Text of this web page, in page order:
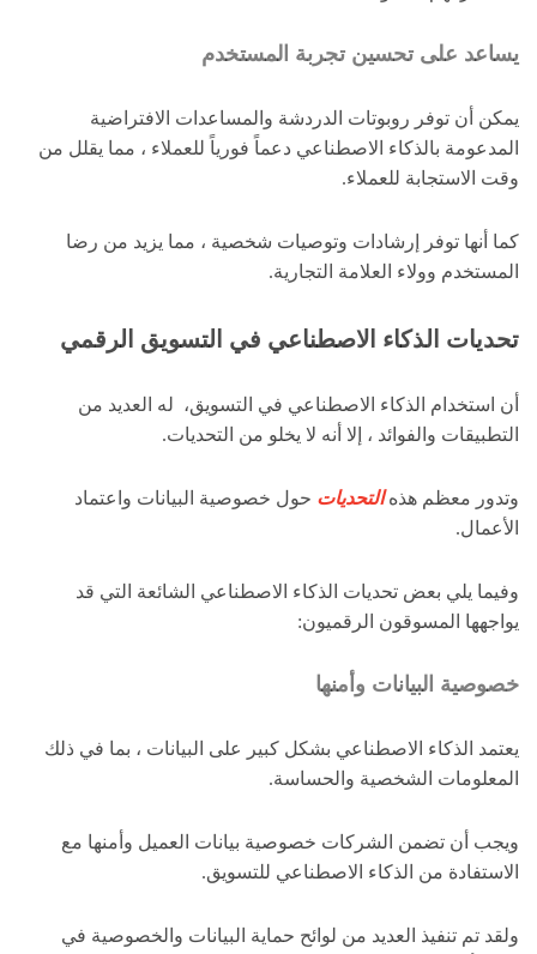
يساعد على تحسين تجربة المستخدم
يمكن أن توفر روبوتات الدردشة والمساعدات الافتراضية
المدعومة بالذكاء الاصطناعي دعماً فورياً للعملاء ، مما يقلل من
وقت الاستجابة للعملاء.
كما أنها توفر إرشادات وتوصيات شخصية ، مما يزيد من رضا
المستخدم وولاء العلامة التجارية.
تحديات الذكاء الاصطناعي في التسويق الرقمي
أن استخدام الذكاء الاصطناعي في التسويق، له العديد من
التطبيقات والفوائد ، إلا أنه لا يخلو من التحديات.
وتدور معظم هذهالتحديات حول خصوصية البيانات واعتماد
الأعمال.
وفيما يلي بعض تحديات الذكاء الاصطناعي الشائعة التي قد
يواجهها المسوقون الرقميون:
خصوصية البيانات وأمنها
يعتمد الذكاء الاصطناعي بشكل كبير على البيانات ، بما في ذلك
المعلومات الشخصية والحساسة.
ويجب أن تضمن الشركات خصوصية بيانات العميل وأمنها مع
الاستفادة من الذكاء الاصطناعي للتسويق.
ولقد تم تنفيذ العديد من لوائح حماية البيانات والخصوصية في